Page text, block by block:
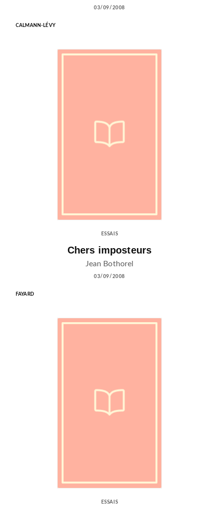
03/09/2008
CALMANN-LÉVY
ESSAIS
Chers imposteurs
Jean Bothorel
03/09/2008
FAYARD
ESSAIS